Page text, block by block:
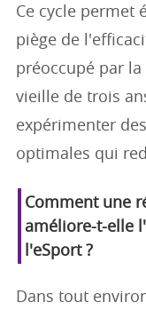
Ce cycle permet
piège de
préoccupé par
vieille de trois
expérimenter
optimales qui
Comment une
améliore-t-elle
l'eSport ?
Dans tout